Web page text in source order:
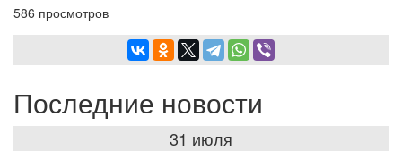
586 просмотров
Последние новости
31 июля